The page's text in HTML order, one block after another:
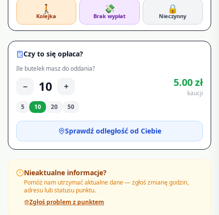
🚶
Kolejka
💸
Brak wypłat
🔒
Nieczynny
Czy to się opłaca?
Ile butelek masz do oddania?
− 10 + 5.00zł
kaucji
5
10 20 50
Sprawdź odległość od Ciebie
Nieaktualne informacje?
Pomóż nam utrzymać aktualne dane — zgłoś zmianę godzin,
adresu lub statusu punktu.
Zgłoś problem z punktem